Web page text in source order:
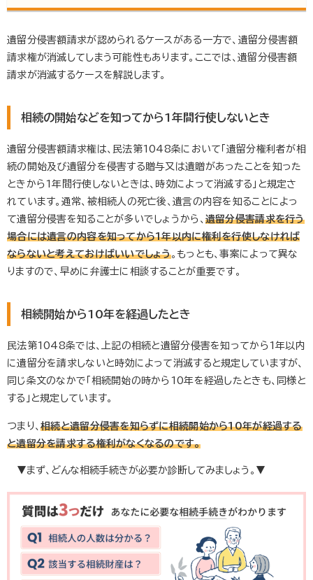
遺留分侵害額請求が認められるケースがある一方で、遺留分侵害額
請求権が消滅してしまう可能性もあります。ここでは、遺留分侵害額
請求が消滅するケースを解説します。
相続の開始などを知ってから1年間行使しないとき
遺留分侵害額請求権は、民法第1048条において「遺留分権利者が相
続の開始及び遺留分を侵害する贈与又は遺贈があったことを知った
ときから1年間行使しないときは、時効によって消滅する」と規定さ
れています。通常、被相続人の死亡後、遺言の内容を知ることによっ
て遺留分侵害を知ることが多いでしょうから、 遺留分侵害請求を行う
場合には遺言の内容を知ってから1年以内に権利を行使しなければ
ならないと考えておけばいいでしょう。もっとも、事案によって異な
りますので、早めに弁護士に相談することが重要です。
相続開始から10年を経過したとき
民法第1048条では、上記の相続と遺留分侵害を知ってから1年以内
に遺留分を請求しないと時効によって消滅すると規定していますが、
同じ条文のなかで「相続開始の時から10年を経過したときも、同様と
する」と規定しています。
つまり、相続と遺留分侵害を知らずに相続開始から10年が経過する
と遺留分を請求する権利がなくなるのです。
▼まず、どんな相続手続きが必要か診断してみましょう。▼